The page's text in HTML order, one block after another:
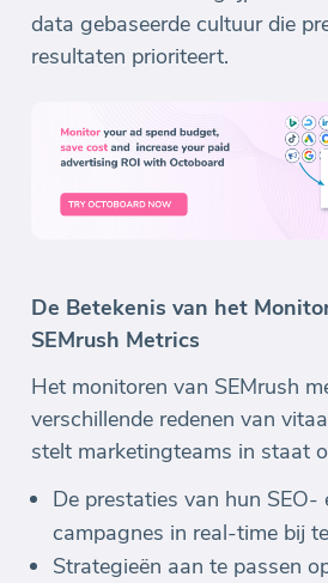
data gebaseerde cultuur die
resultaten prioriteert.
De Betekenis van het
SEMrush Metrics
Het monitoren van SEMrush
verschillende redenen van
stelt marketingteams in staat
De prestaties van hun SEO-
campagnes in real-time bij
Strategieën aan te passen